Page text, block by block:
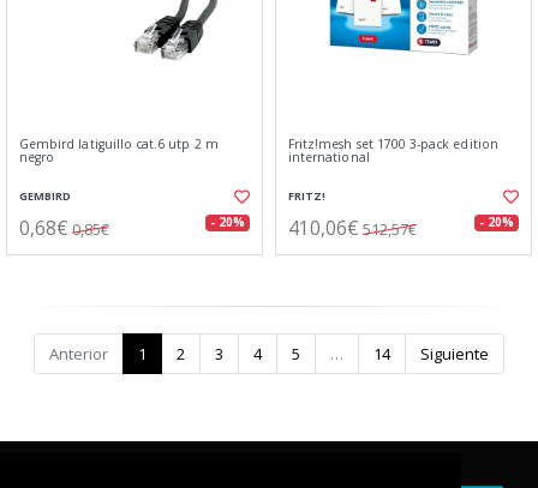
Gembird latiguillo cat.6 utp 2 m
negro
GEMBIRD
0,68€ 0,85€ - 20%
Fritz!mesh set 1700 3-pack edition
international
FRITZ!
410,06€ 512,57€ - 20%
Anterior 1 2 3 4 5 … 14 Siguiente